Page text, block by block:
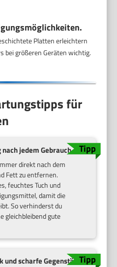
Platten erleichtern
bei größeren Geräten wichtig.
für
jedem Gebrauch
direkt nach dem
Fett zu entfernen.
feuchtes Tuch und
damit die
So verhinderst du
gleichbleibend gute
scharfe Gegenstände